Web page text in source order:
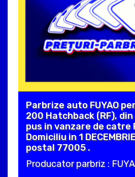
Parbrize auto FUYAO
200 Hatchback (RF),
pus in vanzare de catre
Domiciliu in 1
postal 77005 .
Producator parbriz :